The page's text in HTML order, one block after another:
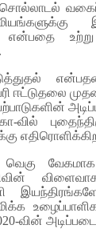
என்பதை
ஈட்டுதலை
வில்
வேகமாக
வின்